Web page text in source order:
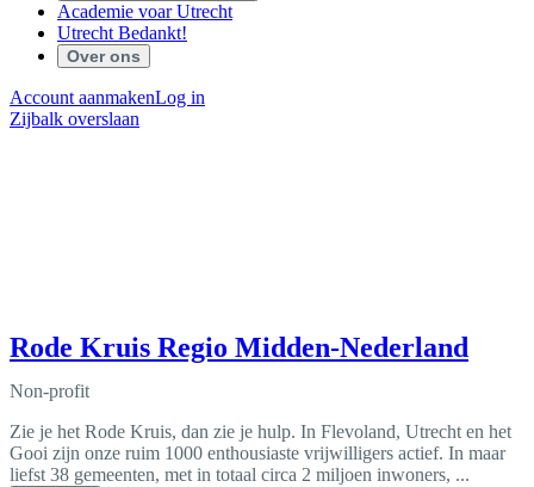
Academie voar Utrecht
Utrecht Bedankt!
Over ons
Account aanmakenLog in
Zijbalk overslaan
Rode Kruis Regio Midden-Nederland
Non-profit
Zie je het Rode Kruis, dan zie je hulp. In Flevoland, Utrecht en het
Gooi zijn onze ruim 1000 enthousiaste vrijwilligers actief. In maar
liefst 38 gemeenten, met in totaal circa 2 miljoen inwoners, ...